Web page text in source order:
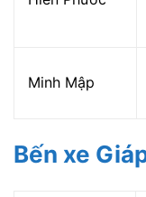
Minh Mập
Bến xe